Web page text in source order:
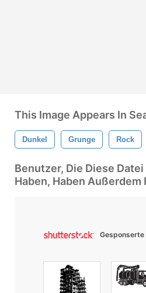
This Image Appears In
Dunkel Grunge Rock
Benutzer, Die Diese
Haben, Haben
Gesponserte